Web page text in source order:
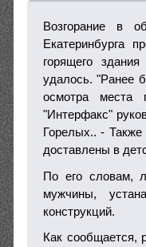
Возгорание в
Екатеринбурга
горящего
удалось. "Ранее
осмотра
"Интерфакс"
Горелых.. -
доставлены в
По его словам,
мужчины,
конструкций.
Как сообщается,